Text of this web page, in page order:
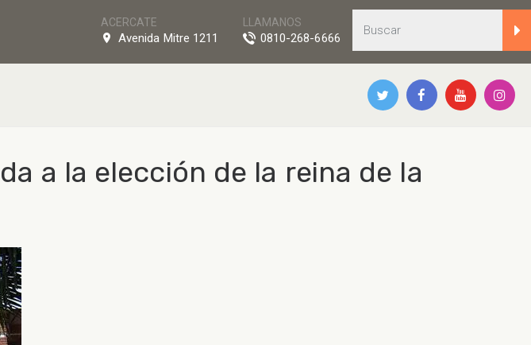
LLAMANOS
0810-268-6666
ACERCATE
Avenida Mitre 1211
a la elección de la reina de la